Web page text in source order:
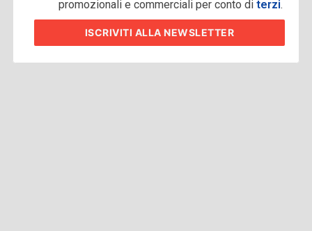
promozionali e commerciali per conto diterzi.
ISCRIVITI ALLA NEWSLETTER